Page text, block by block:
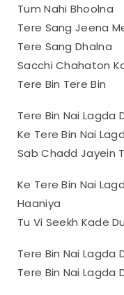
Tum Nahi Bhoolna
Tere Sang Jeena
Tere Sang Dhalna
Sacchi Chahaton
Tere Bin Tere Bin
Tere Bin Nai Lagda
Ke Tere Bin Nai
Sab Chadd Jayein
Ke Tere Bin Nai
Haaniya
Tu Vi Seekh Kade
Tere Bin Nai Lagda
Tere Bin Nai Lagda